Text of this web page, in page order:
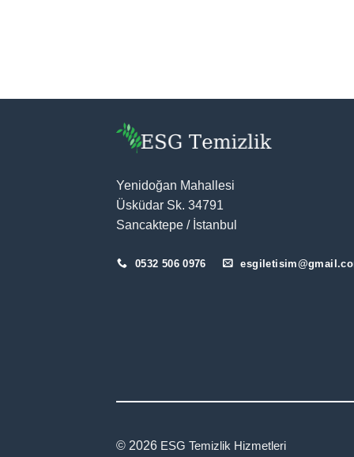
Yenidoğan Mahallesi
Üsküdar Sk. 34791
Sancaktepe / İstanbul
0532 506 0976
© 2026 ESG Temizlik Hizmetleri